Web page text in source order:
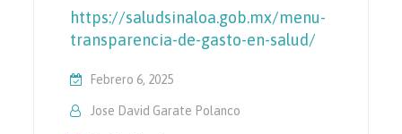
https://saludsinaloa.gob.mx/menu-
transparencia-de-gasto-en-salud/
Febrero 6, 2025
Jose David Garate Polanco